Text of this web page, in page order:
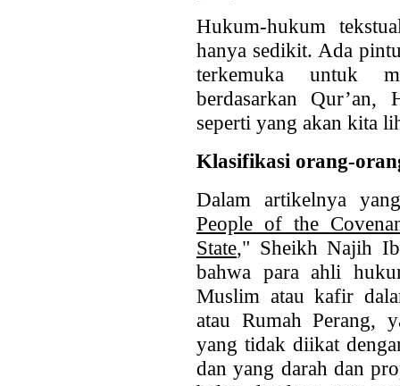
Hukum-hukum
hanya sedikit. Ada
terkemuka untuk
berdasarkan
seperti yang akan kita
Klasifikasi orang-
Dalam artikelnya
People of the
State," Sheikh Najih
bahwa para ahli
Muslim atau kafir
atau Rumah Perang,
yang tidak diikat
dan yang darah dan